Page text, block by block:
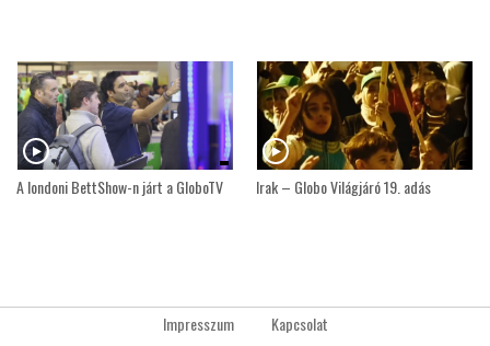
A londoni BettShow-n járt a GloboTV Irak – Globo Világjáró 19. adás
Impresszum Kapcsolat